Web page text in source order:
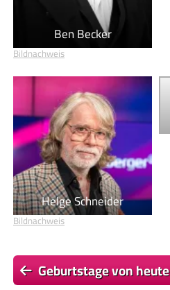
Ben Becker
Bildnachweis
Helge Schneider
Bildnachweis
Geburtstage von heute